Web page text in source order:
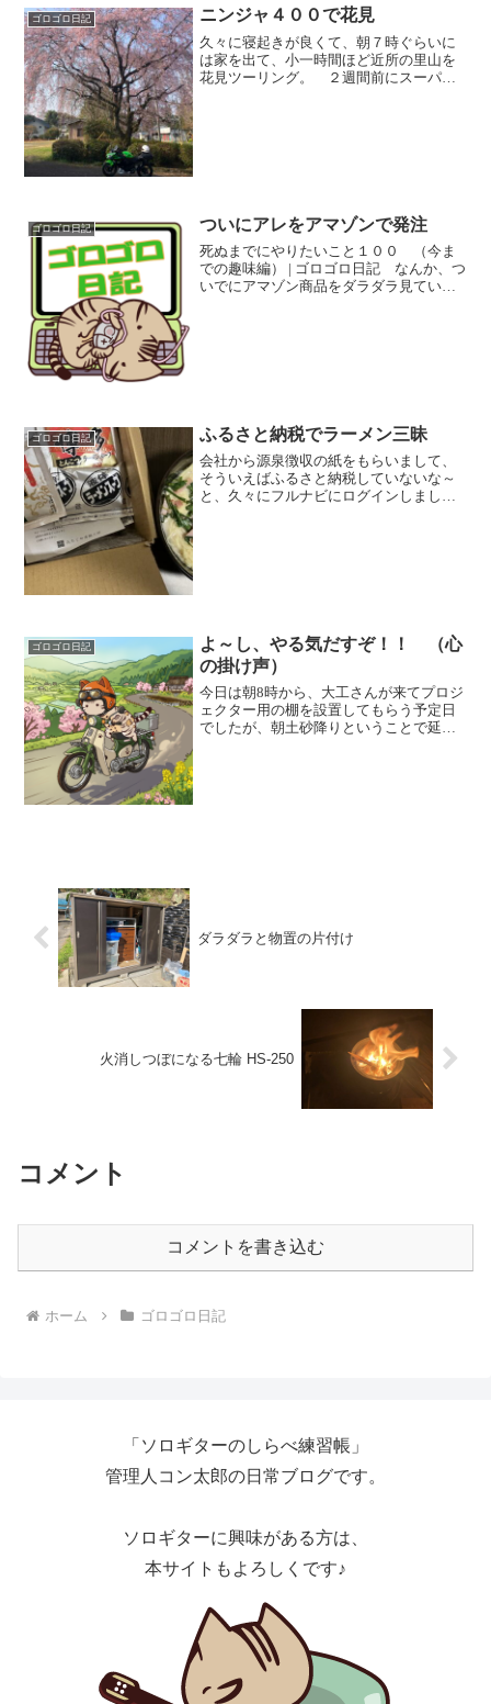
ゴロゴロ日記 ニンジャ４００で花見
久々に寝起きが良くて、朝７時ぐらいに
は家を出て、小一時間ほど近所の里山を
花見ツーリング。 ２週間前にスーパー
ゴロゴロ日記 ついにアレをアマゾンで発注
死ぬまでにやりたいこと１００ （今ま
での趣味編） | ゴロゴロ日記 なんか、つ
いでにアマゾン商品をダラダラ見ていた
ゴロゴロ日記 ふるさと納税でラーメン三昧
会社から源泉徴収の紙をもらいまして、
そういえばふるさと納税していないな～
と、久々にフルナビにログインしまし
ゴロゴロ日記
よ～し、やる気だすぞ！！ （心
の掛け声）
今日は朝8時から、大工さんが来てプロジ
ェクター用の棚を設置してもらう予定日
でしたが、朝土砂降りということで延期
ダラダラと物置の片付け
火消しつぼになる七輪 HS-250
コメント
コメントを書き込む
ホーム ゴロゴロ日記
「ソロギターのしらべ練習帳」
管理人コン太郎の日常ブログです。
ソロギターに興味がある方は、
本サイトもよろしくです♪